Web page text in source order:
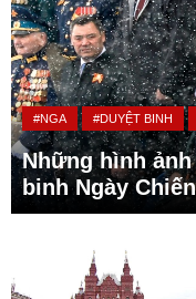
#NGA #DUYỆT BINH
Những hình
binh Ngày